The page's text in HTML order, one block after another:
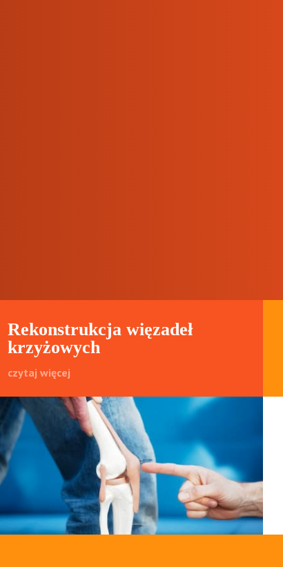
Rekonstrukcja więzadeł
krzyżowych
czytaj więcej